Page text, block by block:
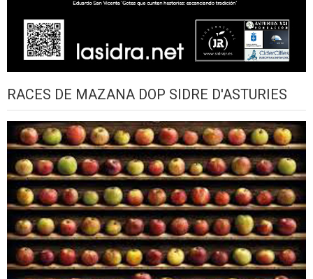
RACES DE MAZANA DOP SIDRE D'ASTURIES